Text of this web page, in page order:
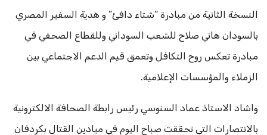
النسخة الثانية من مبادرة “شتاء دافئ” و هدية السفير المصري
بالسودان هاني صلاح للشعب السوداني وللقطاع الصحفي في
مبادرة تعكس روح التكافل وتعمق قيم الدعم الاجتماعي بين
الزملاء والمؤسسات الإعلامية.
واشاد الاستاذ عماد السنوسي رئيس رابطة الصحافة الالكترونية
بالانتصارات التي تحققت صباح اليوم في ميادين القتال بكردفان